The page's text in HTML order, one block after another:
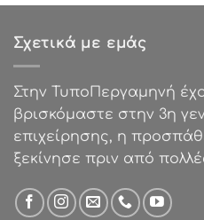
was: τιμή
Σχετικά με εμάς
Στην ΤυποΠεργαμηνή
βρισκόμαστε στην 3η
επιχείρησης, η
ξεκίνησε πριν από